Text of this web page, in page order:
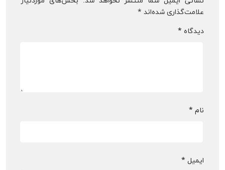
علامت‌گذاری شده‌اند *
دیدگاه *
نام *
ایمیل *